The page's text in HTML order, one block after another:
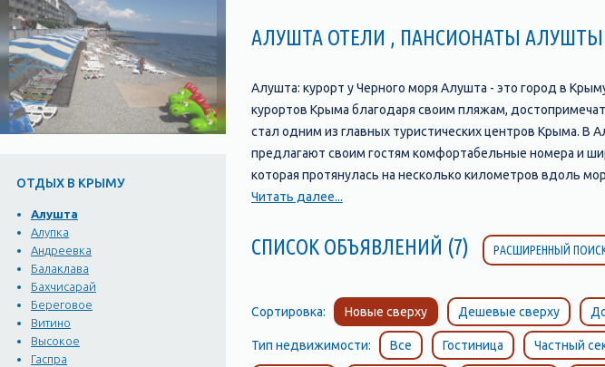
ОТДЫХ В КРЫМУ
Алушта
Алупка
Андреевка
Балаклава
Бахчисарай
Береговое
Витино
Высокое
Гаспра
АЛУШТА ОТЕЛИ , ПАНСИОНАТЫ
Алушта: курорт у Черного моря Алушта - это город в
курортов Крыма благодаря своим пляжам,
стал одним из главных туристических центров Крыма. В
предлагают своим гостям комфортабельные номера и
которая протянулась на несколько километров вдоль
ресторанов, баров и магазинов, а также различные
миниатюре", где можно увидеть уменьшенные копии
Айвазовскому и многое другое. Алушта также
оборудованных всем необходимым для комфортного
необходимое для того, чтобы провести время с
Читать далее...
СПИСОК ОБЪЯВЛЕНИЙ (7) РАСШИРЕННЫЙ
Сортировка: Новые сверху Дешевые сверху
Тип недвижимости: Все Гостиница Частный